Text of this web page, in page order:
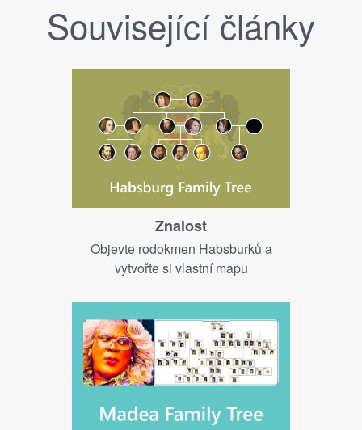
Související články
Znalost
Objevte rodokmen Habsburků a
vytvořte si vlastní mapu